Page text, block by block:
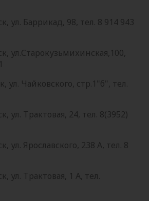
ул. Баррикад, 98, тел. 8 914 943
ул.Старокузьмихинская,100,
ул. Чайковского, стр.1"б", тел.
ул. Трактовая, 24, тел. 8(3952)
ул. Ярославского, 238 А, тел. 8
ул. Трактовая, 1 А, тел.